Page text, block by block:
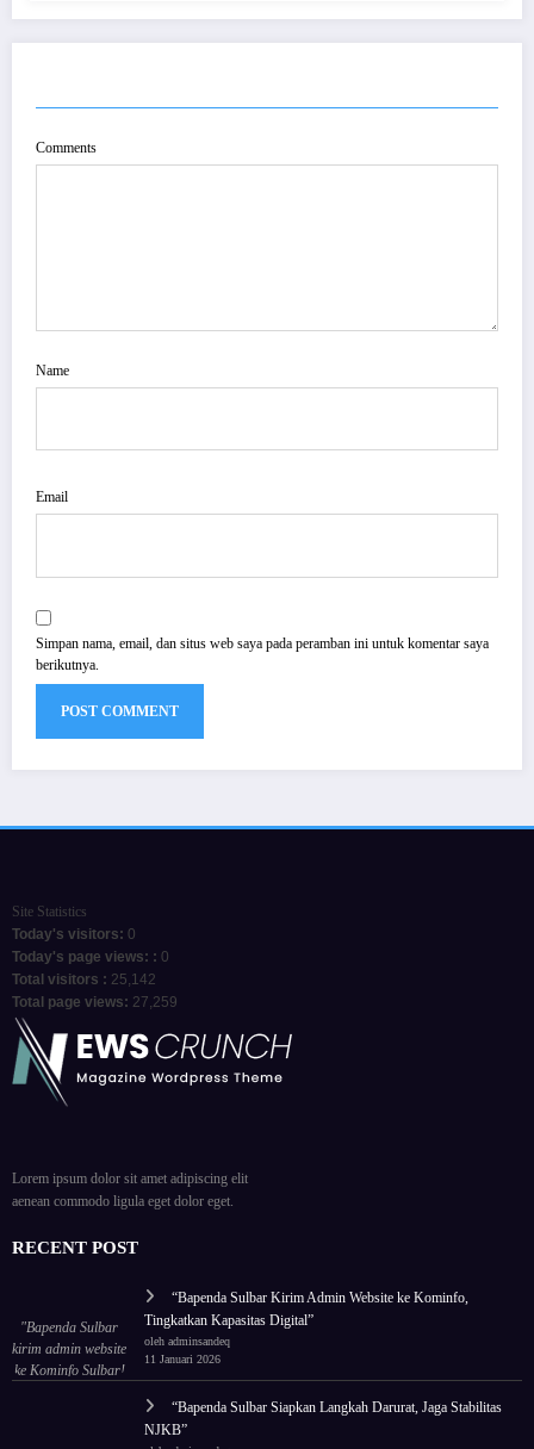
Comments
Name
Email
Simpan nama, email, dan situs web saya pada peramban ini untuk komentar saya
berikutnya.
Site Statistics
Today's visitors: 0
Today's page views: : 0
Total visitors : 25,142
Total page views: 27,259
Lorem ipsum dolor sit amet adipiscing elit
aenean commodo ligula eget dolor eget.
RECENT POST
"Bapenda Sulbar
kirim admin website
ke Kominfo Sulbar!
“Bapenda Sulbar Kirim Admin Website ke Kominfo,
Tingkatkan Kapasitas Digital”
oleh adminsandeq
11 Januari 2026
“Bapenda Sulbar Siapkan Langkah Darurat, Jaga Stabilitas
NJKB”